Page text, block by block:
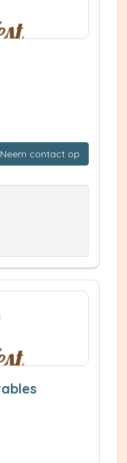
Neem contact op